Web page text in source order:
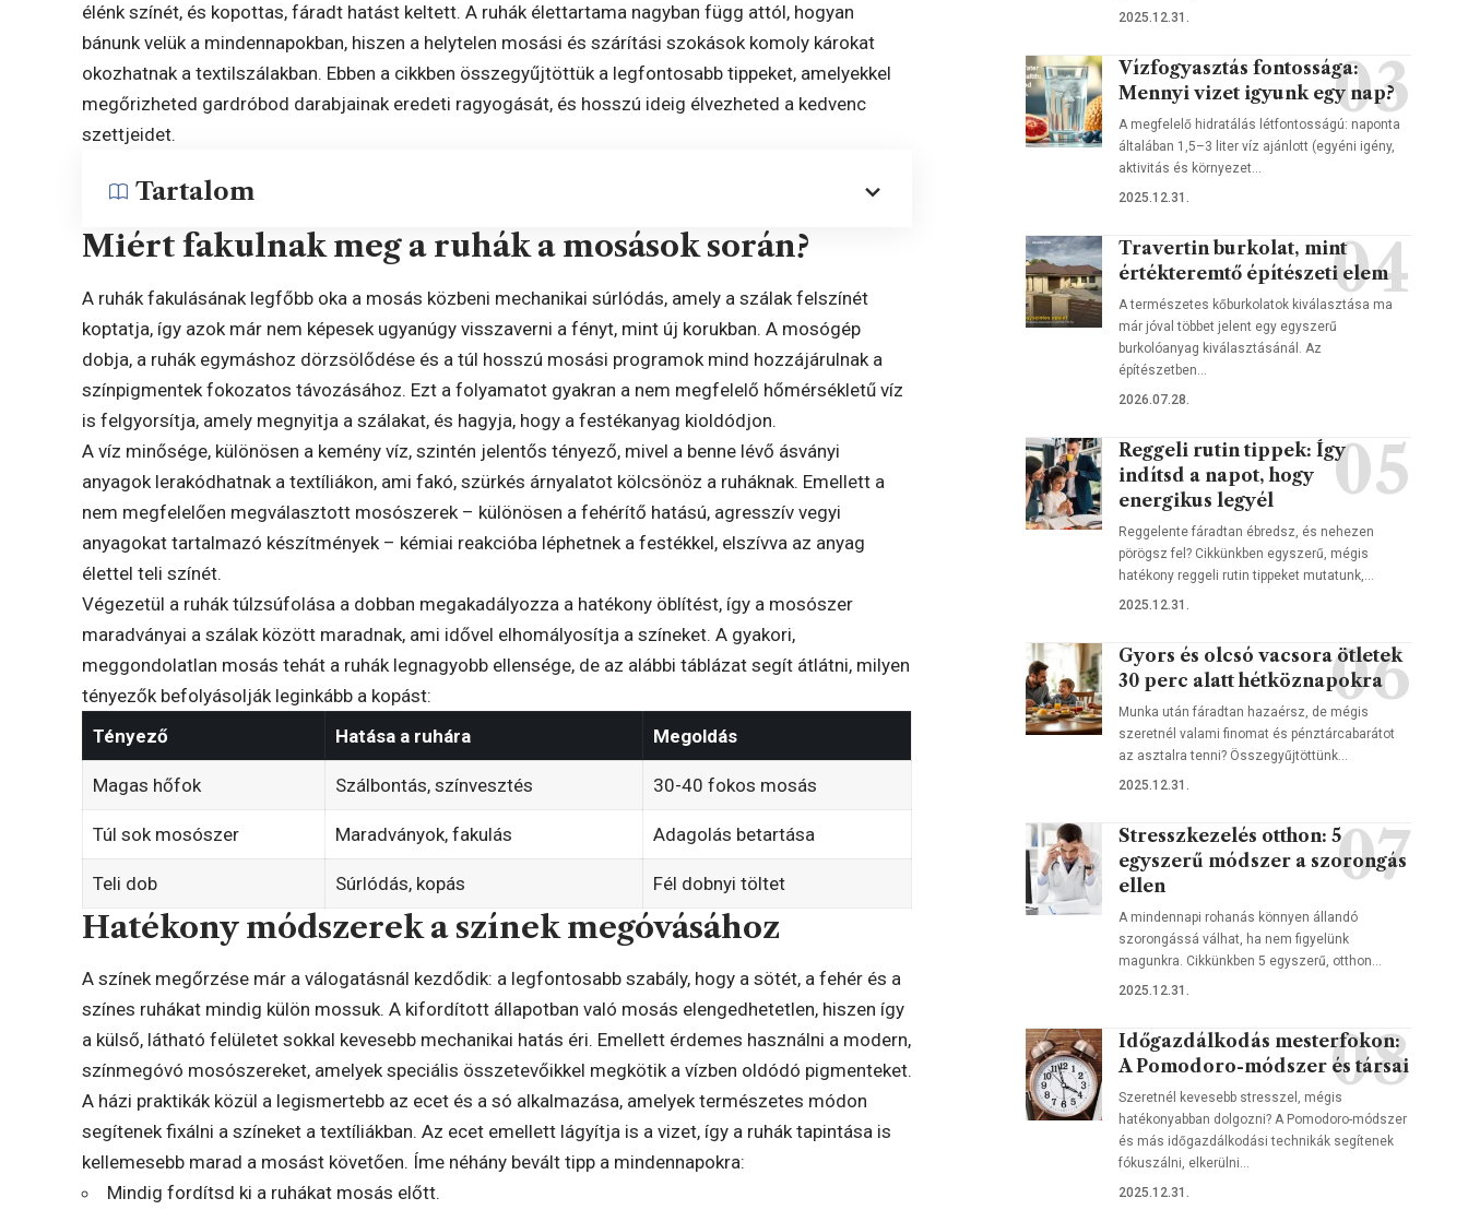
élénk színét, és kopottas, fáradt hatást keltett. A ruhák élettartama nagyban függ attól, hogyan
bánunk velük a mindennapokban, hiszen a helytelen mosási és szárítási szokások komoly károkat
okozhatnak a textilszálakban. Ebben a cikkben összegyűjtöttük a legfontosabb tippeket, amelyekkel
megőrizheted gardróbod darabjainak eredeti ragyogását, és hosszú ideig élvezheted a kedvenc
szettjeidet.
Tartalom
Miért fakulnak meg a ruhák a mosások során?
A ruhák fakulásának legfőbb oka a mosás közbeni mechanikai súrlódás, amely a szálak felszínét
koptatja, így azok már nem képesek ugyanúgy visszaverni a fényt, mint új korukban. A mosógép
dobja, a ruhák egymáshoz dörzsölődése és a túl hosszú mosási programok mind hozzájárulnak a
színpigmentek fokozatos távozásához. Ezt a folyamatot gyakran a nem megfelelő hőmérsékletű víz
is felgyorsítja, amely megnyitja a szálakat, és hagyja, hogy a festékanyag kioldódjon.
A víz minősége, különösen a kemény víz, szintén jelentős tényező, mivel a benne lévő ásványi
anyagok lerakódhatnak a textíliákon, ami fakó, szürkés árnyalatot kölcsönöz a ruháknak. Emellett a
nem megfelelően megválasztott mosószerek – különösen a fehérítő hatású, agresszív vegyi
anyagokat tartalmazó készítmények – kémiai reakcióba léphetnek a festékkel, elszívva az anyag
élettel teli színét.
Végezetül a ruhák túlzsúfolása a dobban megakadályozza a hatékony öblítést, így a mosószer
maradványai a szálak között maradnak, ami idővel elhomályosítja a színeket. A gyakori,
meggondolatlan mosás tehát a ruhák legnagyobb ellensége, de az alábbi táblázat segít átlátni, milyen
tényezők befolyásolják leginkább a kopást:
Tényező
Hatása a ruhára Megoldás
Magas hőfok Szálbontás, színvesztés 30-40 fokos mosás
Túl sok mosószer Maradványok, fakulás Adagolás betartása
Teli dob Súrlódás, kopás Fél dobnyi töltet
Hatékony módszerek a színek megóvásához
A színek megőrzése már a válogatásnál kezdődik: a legfontosabb szabály, hogy a sötét, a fehér és a
színes ruhákat mindig külön mossuk. A kifordított állapotban való mosás elengedhetetlen, hiszen így
a külső, látható felületet sokkal kevesebb mechanikai hatás éri. Emellett érdemes használni a modern,
színmegóvó mosószereket, amelyek speciális összetevőikkel megkötik a vízben oldódó pigmenteket.
A házi praktikák közül a legismertebb az ecet és a só alkalmazása, amelyek természetes módon
segítenek fixálni a színeket a textíliákban. Az ecet emellett lágyítja is a vizet, így a ruhák tapintása is
kellemesebb marad a mosást követően. Íme néhány bevált tipp a mindennapokra:
Mindig fordítsd ki a ruhákat mosás előtt.
2025.12.31.
Vízfogyasztás fontossága:
Mennyi vizet igyunk egy nap?
A megfelelő hidratálás létfontosságú: naponta
általában 1,5–3 liter víz ajánlott (egyéni igény,
aktivitás és környezet…
2025.12.31.
Travertin burkolat, mint
értékteremtő építészeti elem
A természetes kőburkolatok kiválasztása ma
már jóval többet jelent egy egyszerű
burkolóanyag kiválasztásánál. Az
építészetben…
2026.07.28.
Reggeli rutin tippek: Így
indítsd a napot, hogy
energikus legyél
Reggelente fáradtan ébredsz, és nehezen
pörögsz fel? Cikkünkben egyszerű, mégis
hatékony reggeli rutin tippeket mutatunk,…
2025.12.31.
Gyors és olcsó vacsora ötletek
30 perc alatt hétköznapokra
Munka után fáradtan hazaérsz, de mégis
szeretnél valami finomat és pénztárcabarátot
az asztalra tenni? Összegyűjtöttünk…
2025.12.31.
Stresszkezelés otthon: 5
egyszerű módszer a szorongás
ellen
A mindennapi rohanás könnyen állandó
szorongássá válhat, ha nem figyelünk
magunkra. Cikkünkben 5 egyszerű, otthon…
2025.12.31.
Időgazdálkodás mesterfokon:
A Pomodoro-módszer és társai
Szeretnél kevesebb stresszel, mégis
hatékonyabban dolgozni? A Pomodoro-módszer
és más időgazdálkodási technikák segítenek
fókuszálni, elkerülni…
2025.12.31.